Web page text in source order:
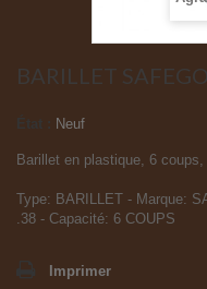
BARILLET
Neuf
Barillet en plastique, 6
Type: BARILLET - Marque:
.38 - Capacité: 6 COUPS
Imprimer